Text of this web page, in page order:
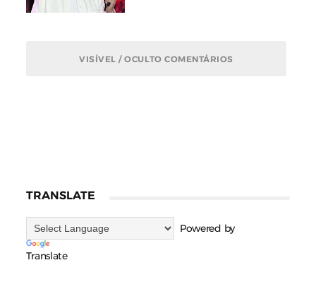
VISÍVEL / OCULTO COMENTÁRIOS
TRANSLATE
Powered by
Translate